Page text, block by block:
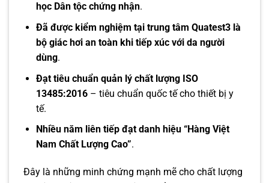
học Dân tộc chứng nhận.
Đã được kiểm nghiệm tại trung tâm Quatest3 là
bộ giác hơi an toàn khi tiếp xúc với da người
dùng.
Đạt tiêu chuẩn quản lý chất lượng ISO
13485:2016– tiêu chuẩn quốc tế cho thiết bị y
tế.
Nhiều năm liên tiếp đạt danh hiệu “Hàng Việt
Nam Chất Lượng Cao”.
Đây là những minh chứng mạnh mẽ cho chất lượng